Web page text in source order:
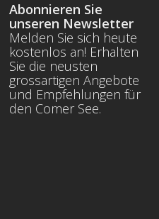
Abonnieren Sie
unseren Newsletter
Melden Sie sich heute
kostenlos an! Erhalten
Sie die neusten
grossartigen Angebote
und Empfehlungen für
den Comer See.